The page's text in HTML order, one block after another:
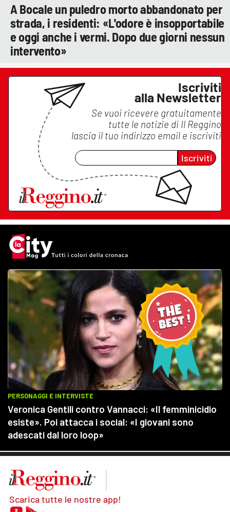
A Bocale un puledro morto abbandonato per
strada, i residenti: «L'odore è insopportabile
e oggi anche i vermi. Dopo due giorni nessun
intervento»
Iscriviti
alla Newsletter
Se vuoi ricevere gratuitamente
tutte le notizie di Il Reggino
lascia il tuo indirizzo email e iscriviti
Iscriviti
Scarica tutte le nostre app!